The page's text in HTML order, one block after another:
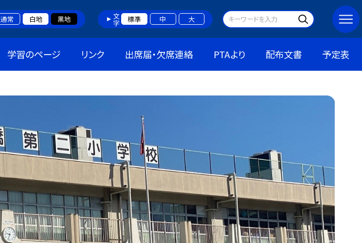
通常 白地 黒地 文字 標準 中 大
学習のページ リンク 出席届・欠席連絡 PTAより 配布文書 予定表